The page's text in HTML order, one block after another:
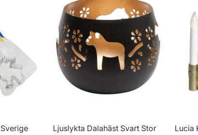
Ljuslykta Dalahäst Svart Stor
Lucia